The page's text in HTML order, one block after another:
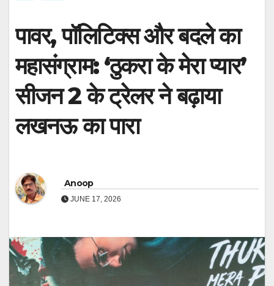
पावर, पॉलिटिक्स और बदले का
महासंग्राम: ‘ठुकरा के मेरा प्यार’
सीजन 2 के ट्रेलर ने बढ़ाया
लखनऊ का पारा
Anoop
JUNE 17, 2026